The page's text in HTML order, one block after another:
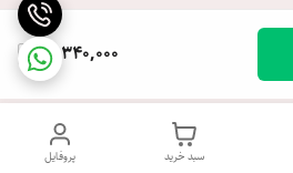
16,340,000
پروفایل سبد خرید